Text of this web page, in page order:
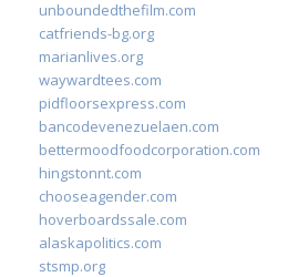
unboundedthefilm.com
catfriends-bg.org
marianlives.org
waywardtees.com
pidfloorsexpress.com
bancodevenezuelaen.com
bettermoodfoodcorporation.com
hingstonnt.com
chooseagender.com
hoverboardssale.com
alaskapolitics.com
stsmp.org